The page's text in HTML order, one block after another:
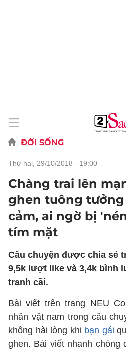
ĐỜI SỐNG
thứ hai, 29/10/2018 - 19:00
Chàng trai lên
ghen tuông
cảm, ai ngờ bị
tím mặt
Câu chuyện được chia sẻ
9,5k lượt like và 3,4k bình
tranh cãi.
Bài viết trên trang NEU
nhân vật nam trong câu
không hài lòng khi bạn gái
ghen. Bài viết nhanh chóng